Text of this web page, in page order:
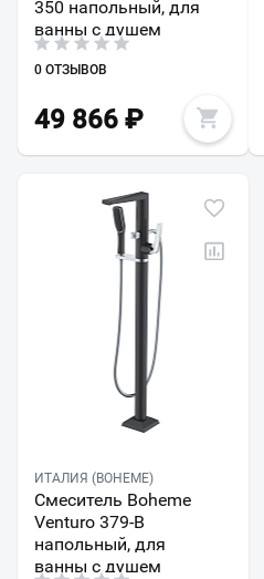
350 напольный, для
ванны с душем
0 ОТЗЫВОВ
49 866 ₽
ИТАЛИЯ (BOHEME)
Смеситель Boheme
Venturo 379-B
напольный, для
ванны с душем